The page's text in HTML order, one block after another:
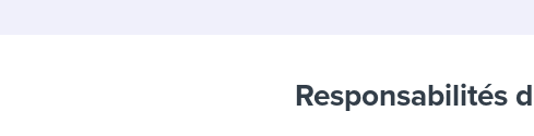
Responsabilités